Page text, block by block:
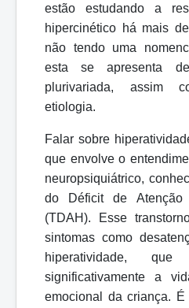
estão estudando a
hipercinético há mais
não tendo uma
esta se apresenta
plurivariada, assim
etiologia.
Falar sobre
que envolve o
neuropsiquiátrico,
do Déficit de Atenção
(TDAH). Esse
sintomas como
hiperatividade,
significativamente
a
emocional da criança.